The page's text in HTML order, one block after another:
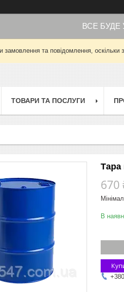
ВСЕ БУДЕ
та повідомлення,
ТОВАРИ ТА ПОСЛУГИ
Тара
670
В